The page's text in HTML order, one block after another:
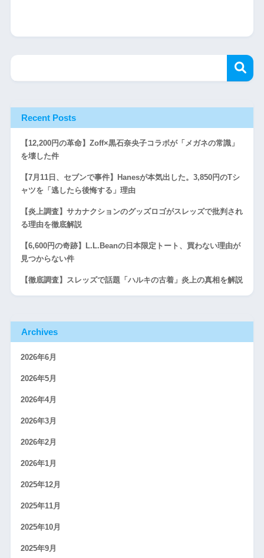
Recent Posts
【12,200円の革命】Zoff×黒石奈央子コラボが「メガネの常識」
を壊した件
【7月11日、セブンで事件】Hanesが本気出した。3,850円のTシ
ャツを「逃したら後悔する」理由
【炎上調査】サカナクションのグッズロゴがスレッズで批判され
る理由を徹底解説
【6,600円の奇跡】L.L.Beanの日本限定トート、買わない理由が
見つからない件
【徹底調査】スレッズで話題「ハルキの古着」炎上の真相を解説
Archives
2026年6月
2026年5月
2026年4月
2026年3月
2026年2月
2026年1月
2025年12月
2025年11月
2025年10月
2025年9月